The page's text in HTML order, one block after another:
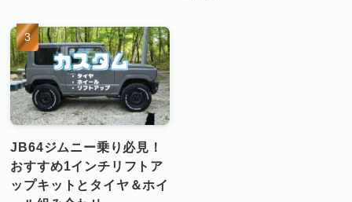
JB64ジムニー乗り必見！
おすすめ1インチリフトア
ップキットとタイヤ＆ホイ